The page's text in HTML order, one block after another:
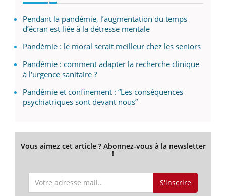
Pendant la pandémie, l’augmentation du temps
d’écran est liée à la détresse mentale
Pandémie : le moral serait meilleur chez les seniors
Pandémie : comment adapter la recherche clinique
à l'urgence sanitaire ?
Pandémie et confinement : “Les conséquences
psychiatriques sont devant nous”
Vous aimez cet article ? Abonnez-vous à la newsletter
!
S'inscrire